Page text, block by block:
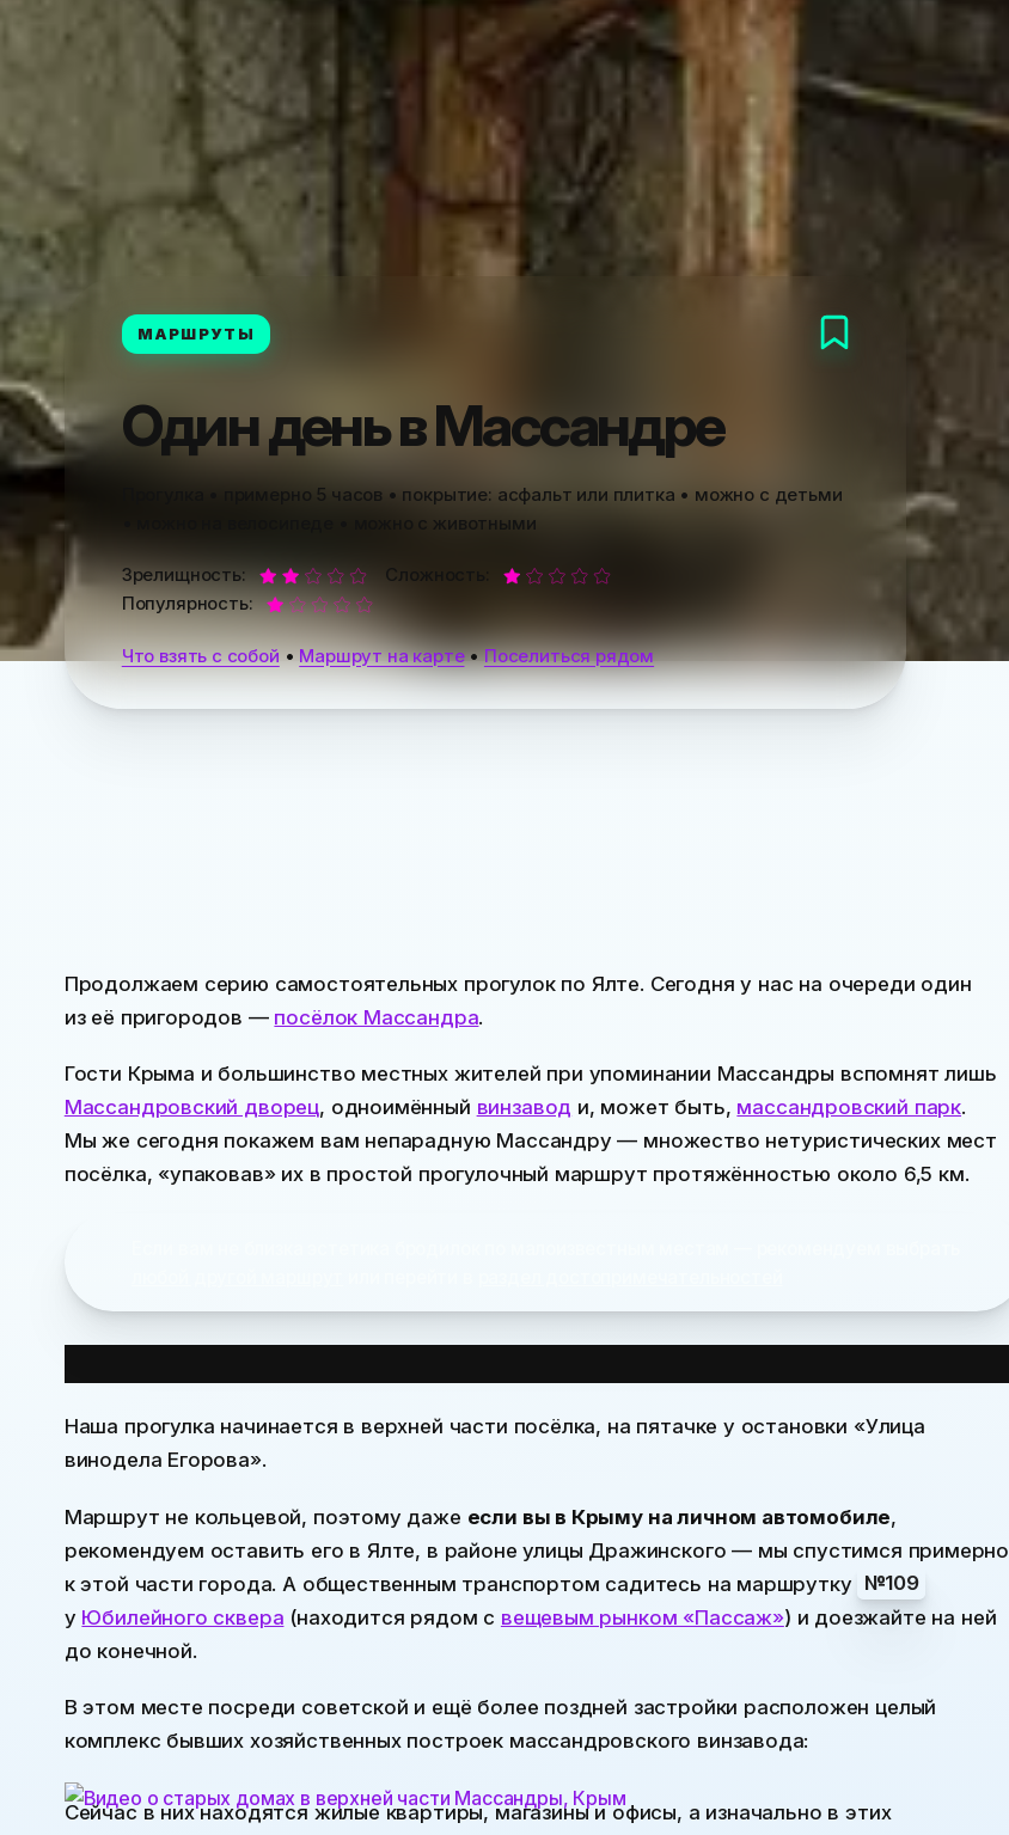
МАРШРУТЫ
Один день в Массандре
• примерно 5 часов • покрытие: асфальт или плитка • можно с детьми
• можно на велосипеде • можно с животными
Зрелищность:
Сложность:
Популярность:
Что взять с собой • Маршрут на карте•Поселиться рядом
Продолжаем серию самостоятельных прогулок по Ялте. Сегодня у нас на очереди один
из её пригородов — посёлок Массандра.
Гости Крыма и большинство местных жителей при упоминании Массандры вспомнят лишь
Массандровский дворец, одноимённый винзавод и, может быть, массандровский парк.
Мы же сегодня покажем вам непарадную Массандру — множество нетуристических мест
посёлка, «упаковав» их в простой прогулочный маршрут протяжённостью около 6,5 км.
Наша прогулка начинается в верхней части посёлка, на пятачке у остановки «Улица
винодела Егорова».
Маршрут не кольцевой, поэтому даже если вы в Крыму на личном автомобиле,
рекомендуем оставить его в Ялте, в районе улицы Дражинского — мы спустимся примерно
к этой части города. А общественным транспортом садитесь на маршрутку №109
у Юбилейного сквера (находится рядом с вещевым рынком «Пассаж») и доезжайте на ней
до конечной.
В этом месте посреди советской и ещё более поздней застройки расположен целый
комплекс бывших хозяйственных построек массандровского винзавода:
Сейчас в них находятся жилые квартиры, магазины и офисы, а изначально в этих